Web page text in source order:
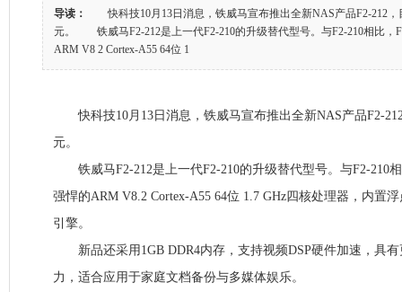
导读：
快科技10月13日消息，铁威马宣布推出全新NAS产品F2-212，
元。 铁威马F2-212是上一代F2-210的升级替代型号。与F2-210相比，
ARM V8 2 Cortex-A55 64位 1
快科技10月13日消息，铁威马宣布推出全新NAS产品F2-
元。
铁威马F2-212是上一代F2-210的升级替代型号。与F2-210
强悍的ARM V8.2 Cortex-A55 64位 1.7 GHz四核处理器，内置
引擎。
新品还采用1GB DDR4内存，支持视频DSP硬件加速，具有
力，适合应用于家庭文档备份与多媒体娱乐。